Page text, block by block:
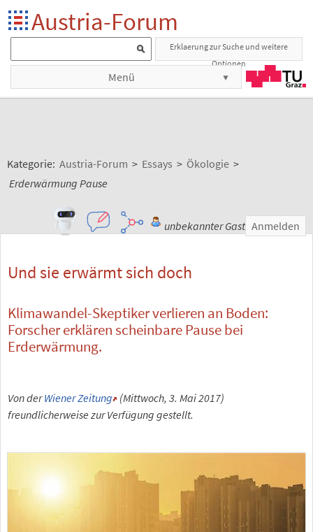
Austria-Forum
Erklaerung zur Suche und weitere
Optionen
Menü
Kategorie: Austria-Forum > Essays > Ökologie >
Erderwärmung Pause
unbekannter Gast Anmelden
Und sie erwärmt sich doch
Klimawandel-Skeptiker verlieren an Boden:
Forscher erklären scheinbare Pause bei
Erderwärmung.
Von derWiener Zeitung (Mittwoch, 3. Mai 2017)
freundlicherweise zur Verfügung gestellt.